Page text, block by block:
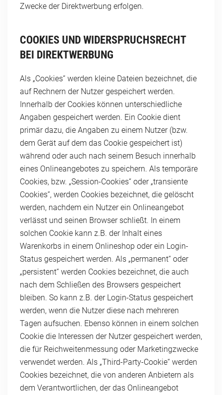
Zwecke der Direktwerbung erfolgen.
COOKIES UND WIDERSPRUCHSRECHT
BEI DIREKTWERBUNG
Als „Cookies“ werden kleine Dateien bezeichnet, die
auf Rechnern der Nutzer gespeichert werden.
Innerhalb der Cookies können unterschiedliche
Angaben gespeichert werden. Ein Cookie dient
primär dazu, die Angaben zu einem Nutzer (bzw.
dem Gerät auf dem das Cookie gespeichert ist)
während oder auch nach seinem Besuch innerhalb
eines Onlineangebotes zu speichern. Als temporäre
Cookies, bzw. „Session-Cookies“ oder „transiente
Cookies“, werden Cookies bezeichnet, die gelöscht
werden, nachdem ein Nutzer ein Onlineangebot
verlässt und seinen Browser schließt. In einem
solchen Cookie kann z.B. der Inhalt eines
Warenkorbs in einem Onlineshop oder ein Login-
Status gespeichert werden. Als „permanent“ oder
„persistent“ werden Cookies bezeichnet, die auch
nach dem Schließen des Browsers gespeichert
bleiben. So kann z.B. der Login-Status gespeichert
werden, wenn die Nutzer diese nach mehreren
Tagen aufsuchen. Ebenso können in einem solchen
Cookie die Interessen der Nutzer gespeichert werden,
die für Reichweitenmessung oder Marketingzwecke
verwendet werden. Als „Third-Party-Cookie“ werden
Cookies bezeichnet, die von anderen Anbietern als
dem Verantwortlichen, der das Onlineangebot